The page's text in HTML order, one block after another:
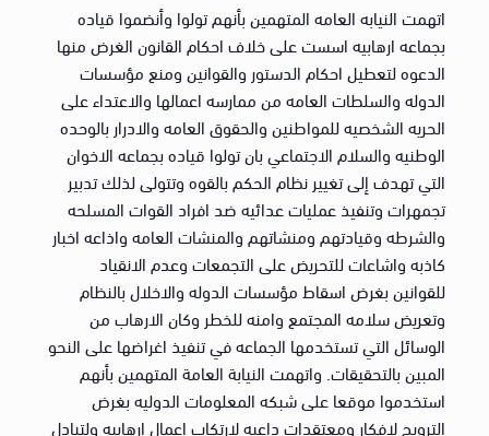
اتهمت النيابه العامه المتهمين بأنهم تولوا وأنضموا قياده
بجماعه ارهابيه اسست على خلاف احكام القانون الغرض منها
الدعوه لتعطيل احكام الدستور والقوانين ومنع مؤسسات
الدوله والسلطات العامه من ممارسه اعمالها والاعتداء على
الحريه الشخصيه للمواطنين والحقوق العامه والادرار بالوحده
الوطنيه والسلام الاجتماعي بان تولوا قياده بجماعه الاخوان
التي تهدف إلى تغيير نظام الحكم بالقوه وتتولى لذلك تدبير
تجمهرات وتنفيذ عمليات عدائيه ضد افراد القوات المسلحه
والشرطه وقيادتهم ومنشاتهم والمنشات العامه واذاعه اخبار
كاذبه واشاعات للتحريض على التجمعات وعدم الانقياد
للقوانين بغرض اسقاط مؤسسات الدوله والاخلال بالنظام
وتعريض سلامه المجتمع وامنه للخطر وكان الارهاب من
الوسائل التي تستخدمها الجماعه في تنفيذ اغراضها على النحو
المبين بالتحقيقات. واتهمت النيابة العامة المتهمين بأنهم
استخدموا موقعا على شبكه المعلومات الدوليه بغرض
الترويج لافكار ومعتقدات داعيه لارتكاب اعمال ارهابيه ولتبادل